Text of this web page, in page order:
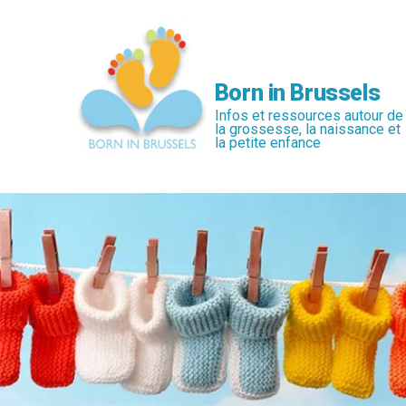
Born in Brussels
Infos et ressources autour de
la grossesse, la naissance et
la petite enfance